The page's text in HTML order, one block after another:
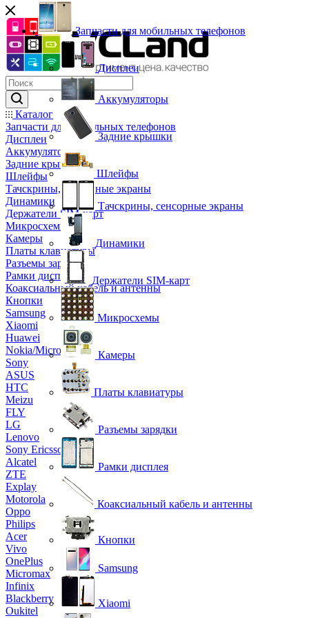
Каталог
Запчасти для мобильных телефонов
Дисплеи
Аккумуляторы
Задние крышки
Шлейфы
Тачскрины, сенсорные экраны
Динамики
Держатели SIM-карт
Микросхемы
Камеры
Платы клавиатуры
Разъемы зарядки
Рамки дисплея
Коаксиальный кабель и антенны
Кнопки
Samsung
Xiaomi
Huawei
Nokia/Microsoft
Sony
ASUS
HTC
Meizu
FLY
LG
Lenovo
Sony Ericsson
Alcatel
ZTE
Explay
Motorola
Oppo
Philips
Acer
Vivo
OnePlus
Micromax
Infinix
Blackberry
Oukitel
Запчасти для мобильных телефонов
Дисплеи
Аккумуляторы
Задние крышки
Шлейфы
Тачскрины, сенсорные экраны
Динамики
Держатели SIM-карт
Микросхемы
Камеры
Платы клавиатуры
Разъемы зарядки
Рамки дисплея
Коаксиальный кабель и антенны
Кнопки
Samsung
Xiaomi